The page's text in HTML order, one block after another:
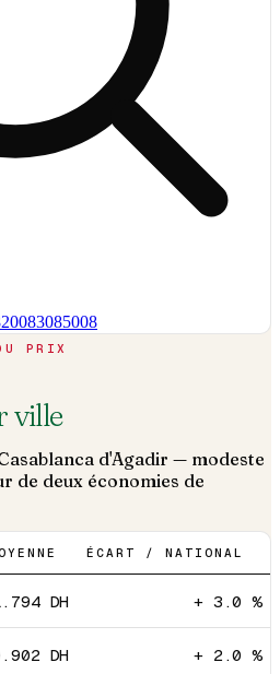
20083085008
PRIX
ville
d'Agadir — modeste
de deux économies de
ÉCART / NATIONAL
DH + 3.0 %
DH + 2.0 %